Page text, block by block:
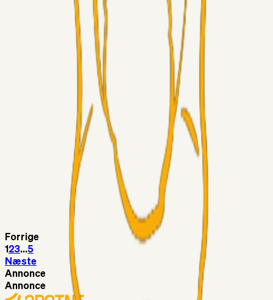
Har GFH løsnet grebet...?
Superliga-truppen
04. aug. 2026
Medie: Tahirovic til Celtic for samlet 6 mio Euro
03. aug. 2026
Kunne Sami Jalal være den næste offensive brik? 🤔💛💙
Superliga-truppen
03. aug. 2026
Superliga-truppen
RasmusStephansen
03. aug. 2026
Olti Hyseni, Bliver Brøndbys Største Salg
Nogensinde…..!!!
Forrige
1 23...5
Næste
Annonce
Annonce